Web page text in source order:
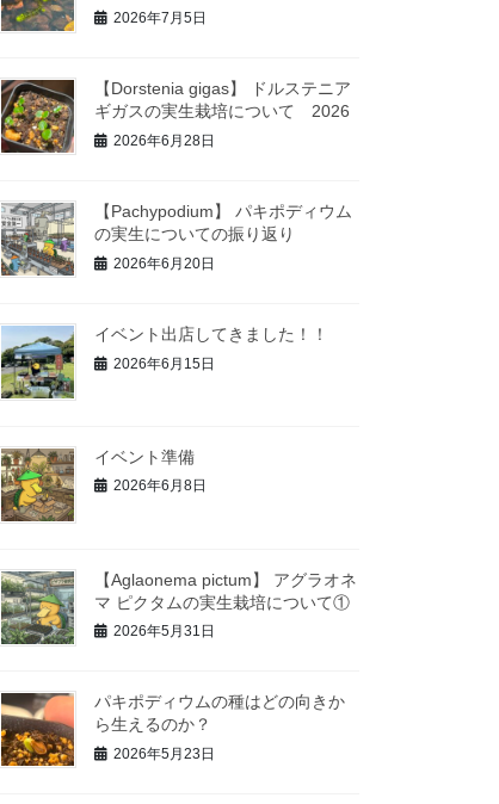
2026年7月5日
【Dorstenia gigas】 ドルステニア
ギガスの実生栽培について 2026
2026年6月28日
【Pachypodium】 パキポディウム
の実生についての振り返り
2026年6月20日
イベント出店してきました！！
2026年6月15日
イベント準備
2026年6月8日
【Aglaonema pictum】 アグラオネ
マ ピクタムの実生栽培について①
2026年5月31日
パキポディウムの種はどの向きか
ら生えるのか？
2026年5月23日